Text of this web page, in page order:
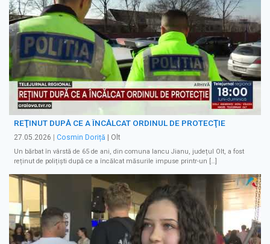
REŢINUT DUPĂ CE A ÎNCĂLCAT ORDINUL DE PROTECŢIE
27.05.2026 | Cosmin Doriță | Olt
Un bărbat în vârstă de 65 de ani, din comuna Iancu Jianu, județul Olt, a fost
reținut de polițiști după ce a încălcat măsurile impuse printr-un […]